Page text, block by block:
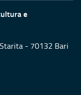
e
- 70132 Bari